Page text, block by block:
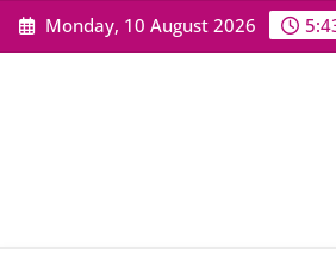
Skip
to
Monday, 10 August 2026